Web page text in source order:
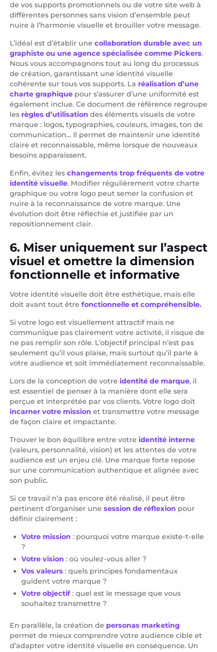
de vos supports promotionnels ou de votre site web à
différentes personnes sans vision d’ensemble peut
nuire à l’harmonie visuelle et brouiller votre message.
L’idéal est d’établir une collaboration durable avec un
graphiste ou une agence spécialisée comme Pickers.
Nous vous accompagnons tout au long du processus
de création, garantissant une identité visuelle
cohérente sur tous vos supports. La réalisation d’une
charte graphique pour s’assurer d’une uniformité est
également inclue. Ce document de référence regroupe
les règles d’utilisation des éléments visuels de votre
marque : logos, typographies, couleurs, images, ton de
communication… Il permet de maintenir une identité
claire et reconnaissable, même lorsque de nouveaux
besoins apparaissent.
Enfin, évitez les changements trop fréquents de votre
identité visuelle. Modifier régulièrement votre charte
graphique ou votre logo peut semer la confusion et
nuire à la reconnaissance de votre marque. Une
évolution doit être réfléchie et justifiée par un
repositionnement clair.
6. Miser uniquement sur l’aspect
visuel et omettre la dimension
fonctionnelle et informative
Votre identité visuelle doit être esthétique, mais elle
doit avant tout être fonctionnelle et compréhensible.
Si votre logo est visuellement attractif mais ne
communique pas clairement votre activité, il risque de
ne pas remplir son rôle. L’objectif principal n’est pas
seulement qu’il vous plaise, mais surtout qu’il parle à
votre audience et soit immédiatement reconnaissable.
Lors de la conception de votre identité de marque, il
est essentiel de penser à la manière dont elle sera
perçue et interprétée par vos clients. Votre logo doit
incarner votre mission et transmettre votre message
de façon claire et impactante.
Trouver le bon équilibre entre votre identité interne
(valeurs, personnalité, vision) et les attentes de votre
audience est un enjeu clé. Une marque forte repose
sur une communication authentique et alignée avec
son public.
Si ce travail n’a pas encore été réalisé, il peut être
pertinent d’organiser une session de réflexion pour
définir clairement :
Votre mission : pourquoi votre marque existe-t-elle
?
Votre vision : où voulez-vous aller ?
Vos valeurs : quels principes fondamentaux
guident votre marque ?
Votre objectif : quel est le message que vous
souhaitez transmettre ?
En parallèle, la création de personas marketing
permet de mieux comprendre votre audience cible et
d’adapter votre identité visuelle en conséquence. Un